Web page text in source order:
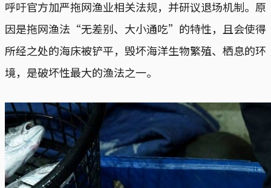
呼吁官方加严拖网渔业相关法规，并研议退场机制。原
因是拖网渔法“无差别、大小通吃”的特性，且会使得
所经之处的海床被铲平，毁坏海洋生物繁殖、栖息的环
境，是破坏性最大的渔法之一。